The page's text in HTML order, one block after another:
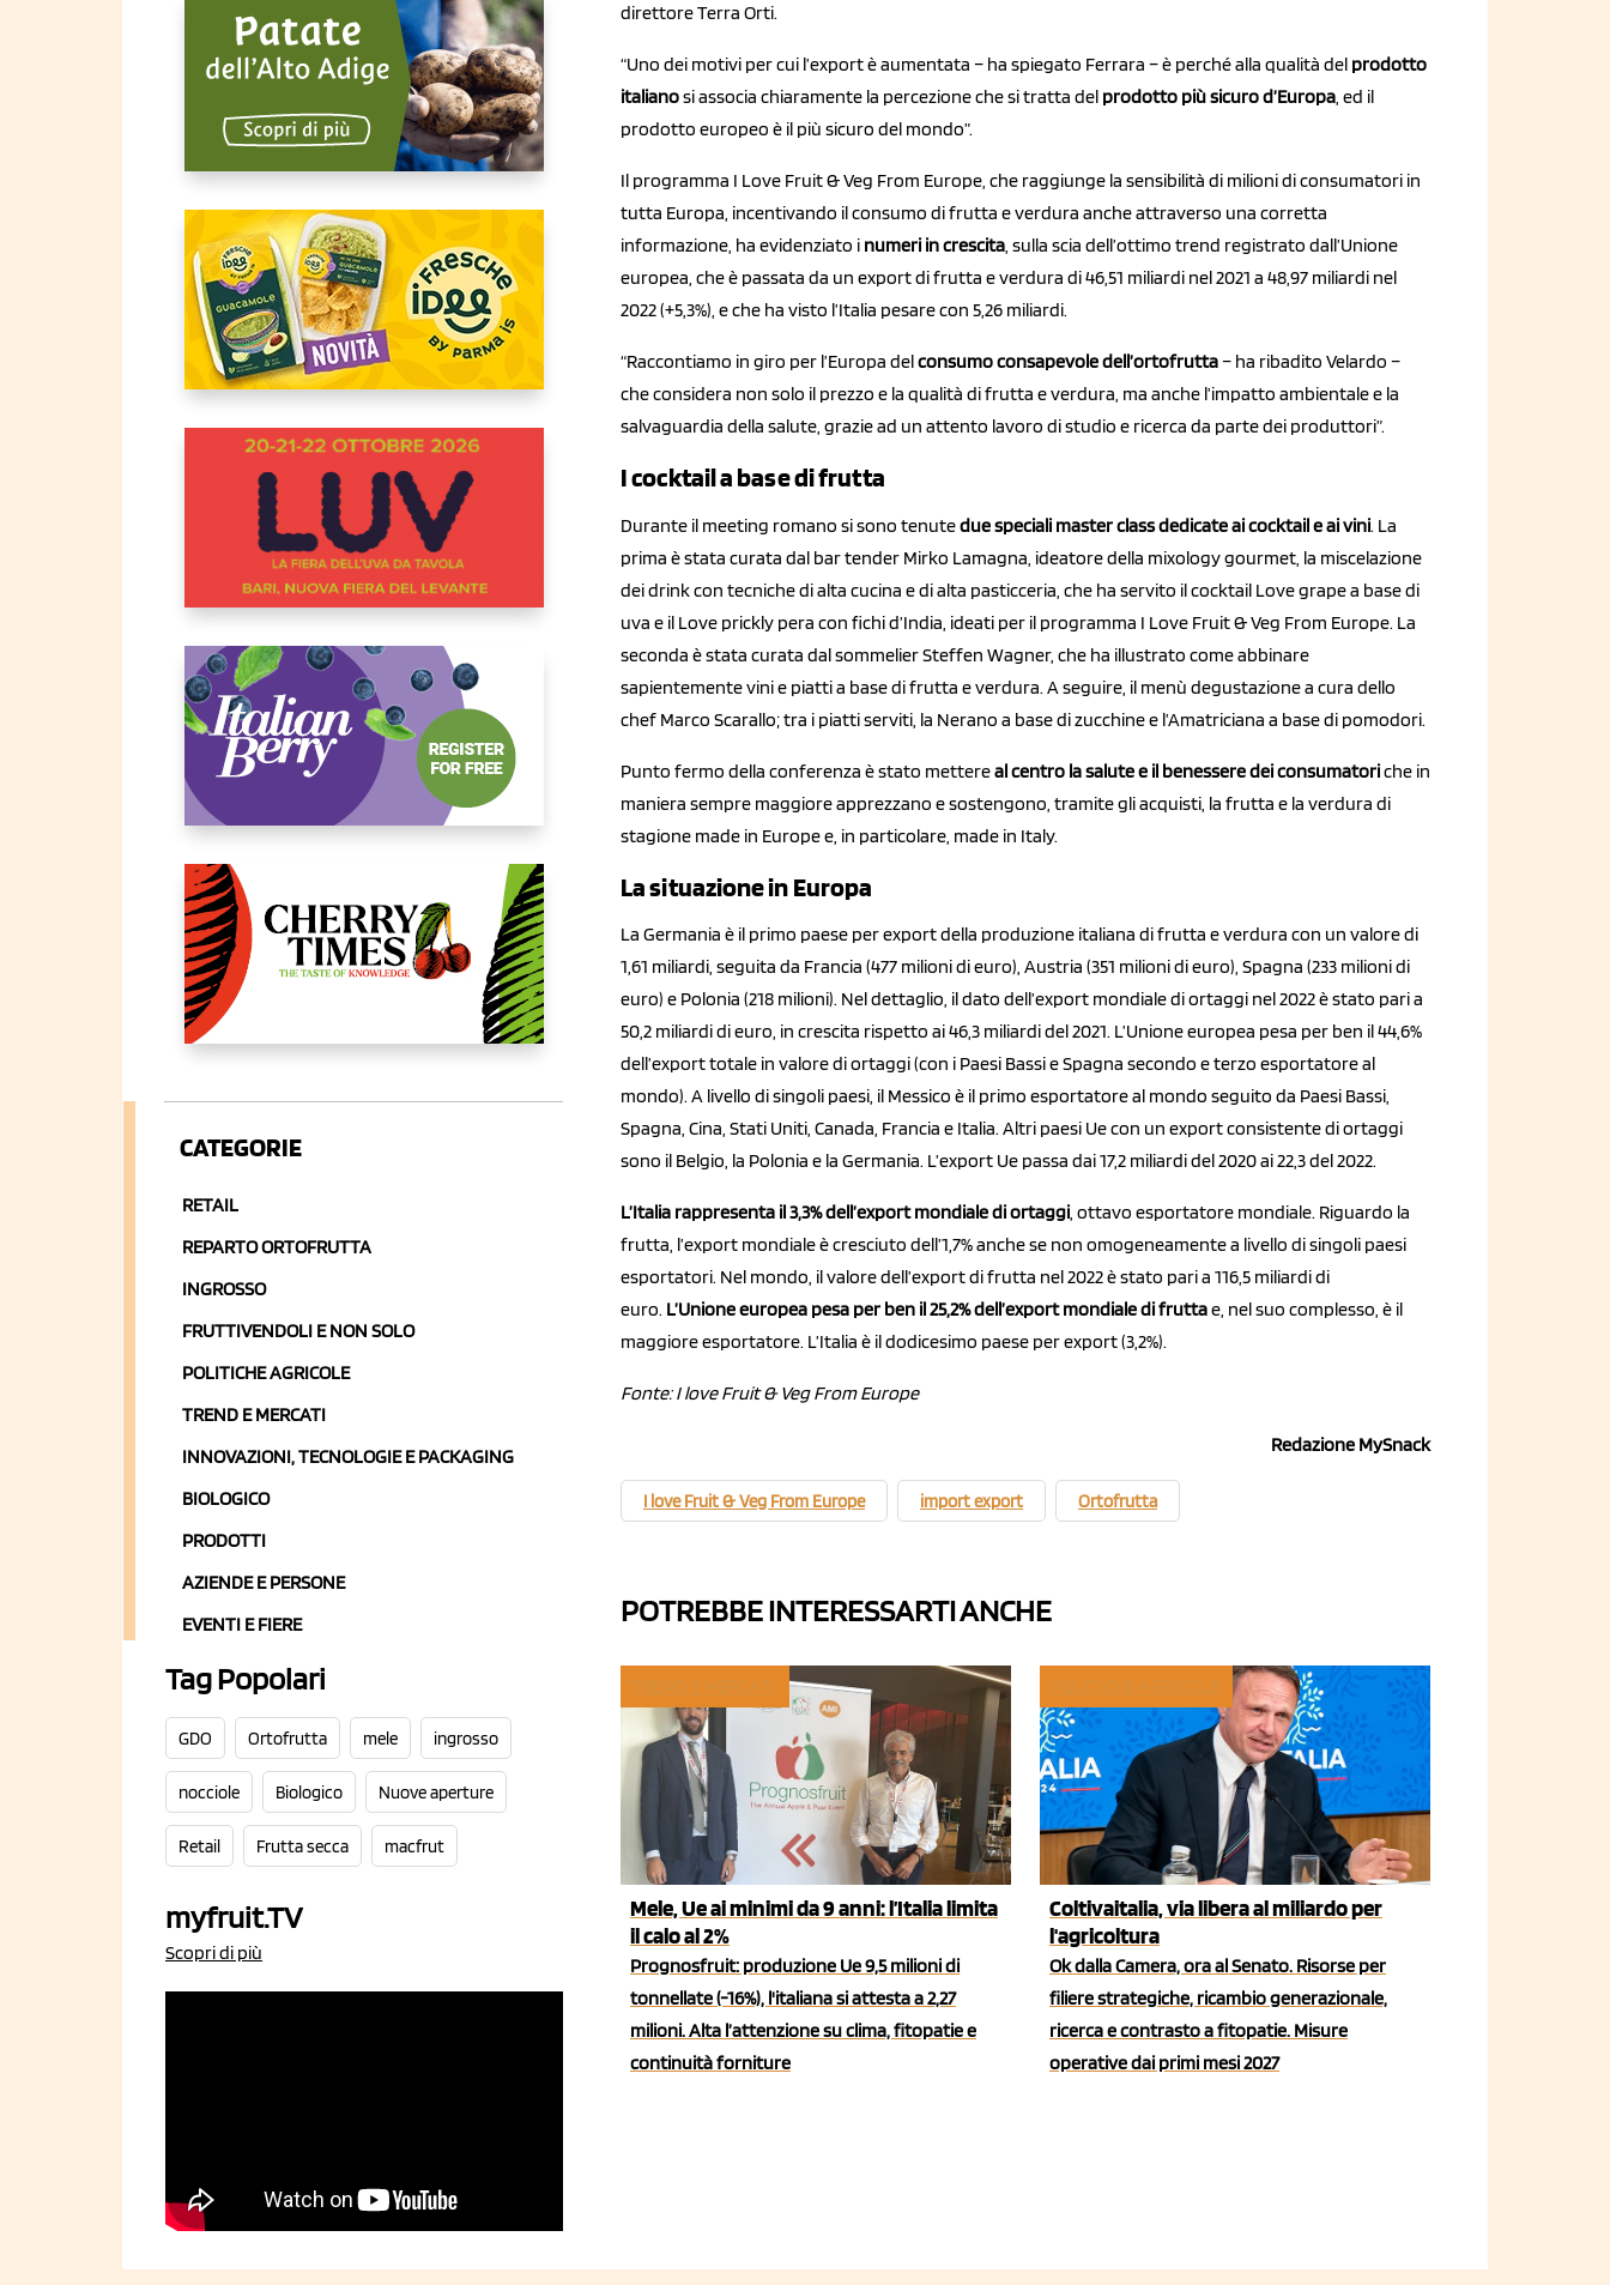
CATEGORIE
RETAIL
REPARTO ORTOFRUTTA
INGROSSO
FRUTTIVENDOLI E NON SOLO
POLITICHE AGRICOLE
TREND E MERCATI
INNOVAZIONI, TECNOLOGIE E PACKAGING
BIOLOGICO
PRODOTTI
AZIENDE E PERSONE
EVENTI E FIERE
Tag Popolari
GDO Ortofrutta mele ingrosso
nocciole Biologico Nuove aperture
Retail Frutta secca macfrut
myfruit.TV
Scopri di più
direttore Terra Orti.
“Uno dei motivi per cui l’export è aumentata – ha spiegato Ferrara – è perché alla qualità del prodotto
italianosi associa chiaramente la percezione che si tratta del prodotto più sicuro d’Europa, ed il
prodotto europeo è il più sicuro del mondo”.
Il programma I Love Fruit & Veg From Europe, che raggiunge la sensibilità di milioni di consumatori in
tutta Europa, incentivando il consumo di frutta e verdura anche attraverso una corretta
informazione, ha evidenziato i numeri in crescita, sulla scia dell’ottimo trend registrato dall’Unione
europea, che è passata da un export di frutta e verdura di 46,51 miliardi nel 2021 a 48,97 miliardi nel
2022 (+5,3%), e che ha visto l’Italia pesare con 5,26 miliardi.
“Raccontiamo in giro per l’Europa delconsumo consapevole dell’ortofrutta– ha ribadito Velardo –
che considera non solo il prezzo e la qualità di frutta e verdura, ma anche l’impatto ambientale e la
salvaguardia della salute, grazie ad un attento lavoro di studio e ricerca da parte dei produttori”.
I cocktail a base di frutta
Durante il meeting romano si sono tenutedue speciali master class dedicate ai cocktail e ai vini. La
prima è stata curata dal bar tender Mirko Lamagna, ideatore della mixology gourmet, la miscelazione
dei drink con tecniche di alta cucina e di alta pasticceria, che ha servito il cocktail Love grape a base di
uva e il Love prickly pera con fichi d’India, ideati per il programma I Love Fruit & Veg From Europe. La
seconda è stata curata dal sommelier Steffen Wagner, che ha illustrato come abbinare
sapientemente vini e piatti a base di frutta e verdura. A seguire, il menù degustazione a cura dello
chef Marco Scarallo; tra i piatti serviti, la Nerano a base di zucchine e l’Amatriciana a base di pomodori.
Punto fermo della conferenza è stato mettereal centro la salute e il benessere dei consumatoriche in
maniera sempre maggiore apprezzano e sostengono, tramite gli acquisti, la frutta e la verdura di
stagione made in Europe e, in particolare, made in Italy.
La situazione in Europa
La Germania è il primo paese per export della produzione italiana di frutta e verdura con un valore di
1,61 miliardi, seguita da Francia (477 milioni di euro), Austria (351 milioni di euro), Spagna (233 milioni di
euro) e Polonia (218 milioni). Nel dettaglio, il dato dell’export mondiale di ortaggi nel 2022 è stato pari a
50,2 miliardi di euro, in crescita rispetto ai 46,3 miliardi del 2021. L’Unione europea pesa per ben il 44,6%
dell’export totale in valore di ortaggi (con i Paesi Bassi e Spagna secondo e terzo esportatore al
mondo). A livello di singoli paesi, il Messico è il primo esportatore al mondo seguito da Paesi Bassi,
Spagna, Cina, Stati Uniti, Canada, Francia e Italia. Altri paesi Ue con un export consistente di ortaggi
sono il Belgio, la Polonia e la Germania. L’export Ue passa dai 17,2 miliardi del 2020 ai 22,3 del 2022.
L’Italia rappresenta il 3,3% dell’export mondiale di ortaggi, ottavo esportatore mondiale. Riguardo la
frutta, l’export mondiale è cresciuto dell’1,7% anche se non omogeneamente a livello di singoli paesi
esportatori. Nel mondo, il valore dell’export di frutta nel 2022 è stato pari a 116,5 miliardi di
euro. L’Unione europea pesa per ben il 25,2% dell’export mondiale di fruttae, nel suo complesso, è il
maggiore esportatore. L’Italia è il dodicesimo paese per export (3,2%).
Fonte:I love Fruit & Veg From Europe
Redazione MySnack
I love Fruit & Veg From Europe import export Ortofrutta
POTREBBE INTERESSARTI ANCHE
Mele, Ue ai minimi da 9 anni: l’Italia limita
il calo al 2%
Prognosfruit: produzione Ue 9,5 milioni di
tonnellate (-16%), l'italiana si attesta a 2,27
milioni. Alta l’attenzione su clima, fitopatie e
continuità forniture
Coltivaitalia, via libera al miliardo per
l'agricoltura
Ok dalla Camera, ora al Senato. Risorse per
filiere strategiche, ricambio generazionale,
ricerca e contrasto a fitopatie. Misure
operative dai primi mesi 2027